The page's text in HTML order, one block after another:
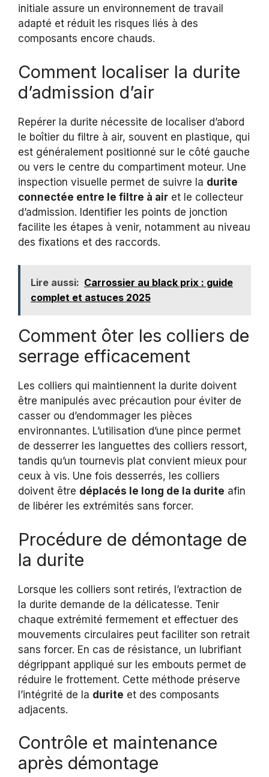
initiale assure un environnement de travail
adapté et réduit les risques liés à des
composants encore chauds.
Comment localiser la durite
d’admission d’air
Repérer la durite nécessite de localiser d’abord
le boîtier du filtre à air, souvent en plastique, qui
est généralement positionné sur le côté gauche
ou vers le centre du compartiment moteur. Une
inspection visuelle permet de suivre la durite
connectée entre le filtre à air et le collecteur
d’admission. Identifier les points de jonction
facilite les étapes à venir, notamment au niveau
des fixations et des raccords.
Lire aussi: Carrossier au black prix : guide
complet et astuces 2025
Comment ôter les colliers de
serrage efficacement
Les colliers qui maintiennent la durite doivent
être manipulés avec précaution pour éviter de
casser ou d’endommager les pièces
environnantes. L’utilisation d’une pince permet
de desserrer les languettes des colliers ressort,
tandis qu’un tournevis plat convient mieux pour
ceux à vis. Une fois desserrés, les colliers
doivent être déplacés le long de la durite afin
de libérer les extrémités sans forcer.
Procédure de démontage de
la durite
Lorsque les colliers sont retirés, l’extraction de
la durite demande de la délicatesse. Tenir
chaque extrémité fermement et effectuer des
mouvements circulaires peut faciliter son retrait
sans forcer. En cas de résistance, un lubrifiant
dégrippant appliqué sur les embouts permet de
réduire le frottement. Cette méthode préserve
l’intégrité de la durite et des composants
adjacents.
Contrôle et maintenance
après démontage